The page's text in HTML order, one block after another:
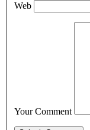
Web
Your Comment